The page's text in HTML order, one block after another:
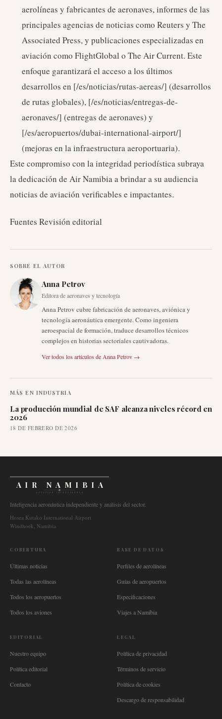
aerolíneas y fabricantes de aeronaves, informes de las
principales agencias de noticias como Reuters y The
Associated Press, y publicaciones especializadas en
aviación como FlightGlobal o The Air Current. Este
enfoque garantizará el acceso a los últimos
desarrollos en [/es/noticias/rutas-aereas/] (desarrollos
de rutas globales), [/es/noticias/entregas-de-
aeronaves/] (entregas de aeronaves) y
[/es/aeropuertos/dubai-international-airport/]
(mejoras en la infraestructura aeroportuaria).
Este compromiso con la integridad periodística subraya
la dedicación de Air Namibia a brindar a su audiencia
noticias de aviación verificables e impactantes.
Fuentes Revisión editorial
SOBRE EL AUTOR
Anna Petrov
Editora de aeronaves y tecnología
Anna Petrov cubre fabricación de aeronaves, aviónica y
tecnología aeronáutica emergente. Como ingeniera
aeroespacial de formación, traduce desarrollos técnicos
complejos en historias sectoriales cautivadoras.
Ver todos los artículos de Anna Petrov →
MÁS EN INDUSTRIA
La producción mundial de SAF alcanza niveles récord en
2026
18 DE FEBRERO DE 2026
AIR NAMIBIA
AVIATION INTELLIGENCE
Inteligencia aeronáutica independiente y análisis del sector.
Hosea Kutako International Airport
Windhoek, Namibia
COBERTURA
Últimas noticias
Todas las aerolíneas
Todos los aeropuertos
Todos los aviones
BASE DE DATOS
Perfiles de aerolíneas
Guías de aeropuertos
Especificaciones
Viajes a Namibia
EDITORIAL
Nuestro equipo
Política editorial
Contacto
LEGAL
Política de privacidad
Términos de servicio
Política de cookies
Descargo de responsabilidad